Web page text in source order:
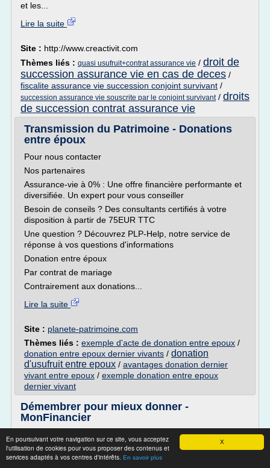
X
En poursuivant votre navigation sur ce site, vous acceptez
l'utilisation de cookies pour vous proposer des contenus et
services adaptés à vos centres d'intérêts. En savoir plus
et les...
Lire la suite
Site : http://www.creactivit.com
Thèmes liés : quasi usufruit+contrat assurance vie / droit de
succession assurance vie en cas de deces /
fiscalite assurance vie succession conjoint survivant /
succession assurance vie souscrite par le conjoint survivant/ droits
de succession contrat assurance vie
Transmission du Patrimoine - Donations
entre époux
Pour nous contacter
Nos partenaires
Assurance-vie à 0% : Une offre financière performante et
diversifiée. Un expert pour vous conseiller
Besoin de conseils ? Des consultants certifiés à votre
disposition à partir de 75EUR TTC
Une question ? Découvrez PLP-Help, notre service de
réponse à vos questions d'informations
Donation entre époux
Par contrat de mariage
Contrairement aux donations...
Lire la suite
Site : planete-patrimoine.com
Thèmes liés : exemple d'acte de donation entre epoux /
donation entre epoux dernier vivants / donation
d'usufruit entre epoux / avantages donation dernier
vivant entre epoux / exemple donation entre epoux
dernier vivant
Démembrer pour mieux donner -
MonFinancier
Pour un usufruit viager (qui se termine au décès de
l'usufruitier), sa valeur dépend de l'espérance de vie de
l'usufruitier, et de la valeur du bien. On applique le barème